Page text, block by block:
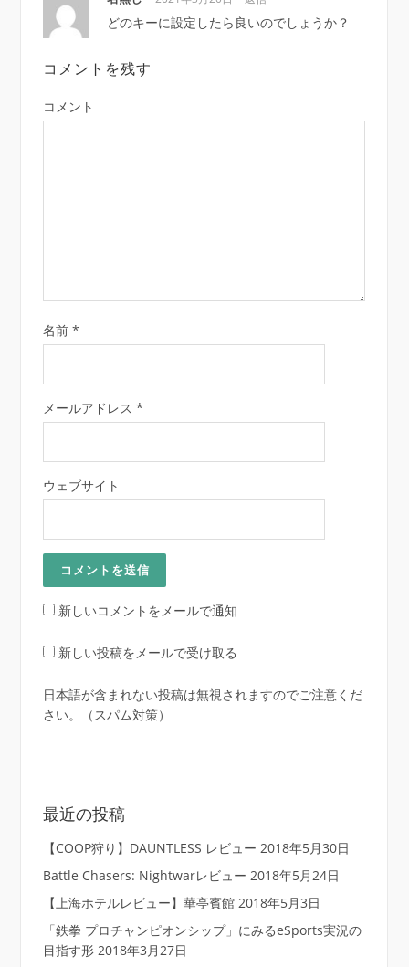
どのキーに設定したら良いのでしょうか？
コメントを残す
コメント
名前 *
メールアドレス *
ウェブサイト
新しいコメントをメールで通知
新しい投稿をメールで受け取る
日本語が含まれない投稿は無視されますのでご注意くだ
さい。（スパム対策）
最近の投稿
【COOP狩り】DAUNTLESS レビュー 2018年5月30日
Battle Chasers: Nightwarレビュー 2018年5月24日
【上海ホテルレビュー】華亭賓館 2018年5月3日
「鉄拳 プロチャンピオンシップ」にみるeSports実況の
目指す形 2018年3月27日